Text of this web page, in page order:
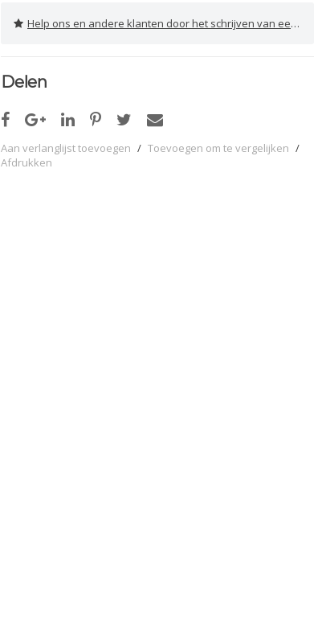
Help ons en andere klanten door het schrijven van een review
Delen
Aan verlanglijst toevoegen / Toevoegen om te vergelijken /
Afdrukken